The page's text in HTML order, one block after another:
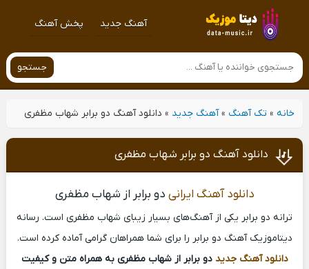
آهنگ جدید پخش آهنگ
جستجو
خانه» تک آهنگ »آهنگ جدید » دانلود آهنگ دو برابر شهاب مظفری
دانلود آهنگ دو برابر شهاب مظفری
دانلود آهنگ ایرانی دو برابر از شهاب مظفری
ترانه دو برابر یکی از آهنگ‌های بسیار زیبای شهاب مظفری است. رسانه
دیتاموزیک آهنگ دو برابر را برای شما همراهان گرامی آماده کرده است.
دانلود آهنگ جدید دو برابر از شهاب مظفری به همراه متن و کیفیت